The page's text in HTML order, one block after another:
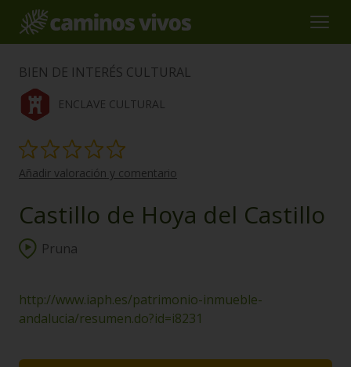
BIEN DE INTERÉS CULTURAL
ENCLAVE CULTURAL
Añadir valoración y comentario
Castillo de Hoya del Castillo
Pruna
http://www.iaph.es/patrimonio-inmueble-
andalucia/resumen.do?id=i8231